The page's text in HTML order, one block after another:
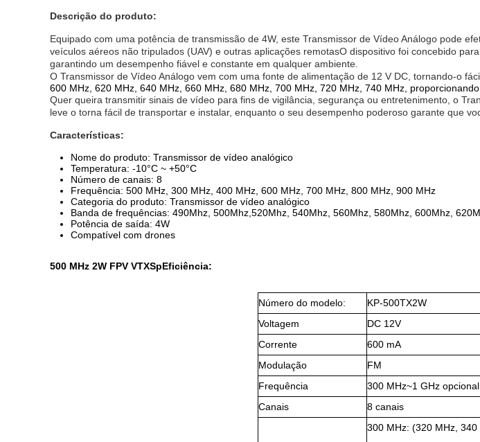
Descrição do produto:
Equipado com uma potência de transmissão de 4W, este Transmissor de Vídeo Análogo pode
veículos aéreos não tripulados (UAV) e outras aplicações remotasO dispositivo foi concebido
garantindo um desempenho fiável e constante em qualquer ambiente.
O Transmissor de Vídeo Análogo vem com uma fonte de alimentação de 12 V DC, tornando-o
600 MHz, 620 MHz, 640 MHz, 660 MHz, 680 MHz, 700 MHz, 720 MHz, 740 MHz,
Quer queira transmitir sinais de vídeo para fins de vigilância, segurança ou entretenimento, o
leve o torna fácil de transportar e instalar, enquanto o seu desempenho poderoso garante que
Características:
Nome do produto: Transmissor de vídeo analógico
Temperatura: -10°C ~ +50°C
Número de canais: 8
Frequência: 500 MHz, 300 MHz, 400 MHz, 600 MHz, 700 MHz, 800 MHz, 900 MHz
Categoria do produto: Transmissor de vídeo analógico
Banda de frequências: 490Mhz, 500Mhz,520Mhz, 540Mhz, 560Mhz, 580Mhz, 600Mhz,
Potência de saída: 4W
Compatível com drones
500 MHz 2W FPV VTXSpEficiência:
Número do modelo:
KP-500TX2W
Voltagem
DC 12V
Corrente
600 mA
Modulação
FM
Frequência
300 MHz~1 GHz opcional
Canais
8 canais
300 MHz: (320 MHz,